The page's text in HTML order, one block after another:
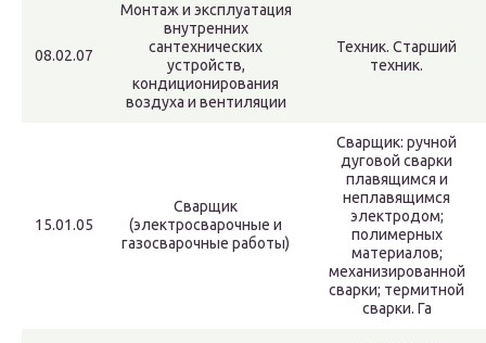
08.02.07
Монтаж и эксплуатация
внутренних
сантехнических
устройств,
кондиционирования
воздуха и вентиляции
Техник. Старший
техник.
15.01.05
Сварщик
(электросварочные и
газосварочные работы)
Сварщик: ручной
дуговой сварки
плавящимся и
неплавящимся
электродом;
полимерных
материалов;
механизированной
сварки; термитной
сварки. Га